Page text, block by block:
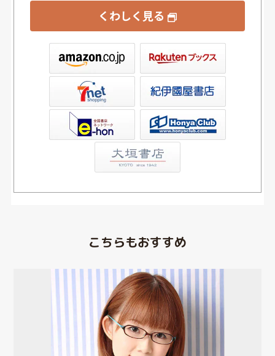
くわしく見る
書店ウェブストア
こちらもおすすめ